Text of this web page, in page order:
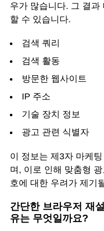
우가 많습니다. 그 결과
할 수 있습니다.
검색 쿼리
검색 활동
방문한 웹사이트
IP 주소
기술 장치 정보
광고 관련 식별자
이 정보는 제3자 마케
며, 이로 인해 맞춤형
호에 대한 우려가 제기
간단한 브라우저 재
유는 무엇일까요?